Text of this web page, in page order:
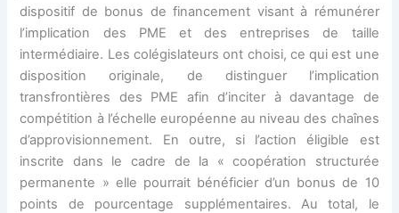
dispositif de bonus de financement visant à rémunérer
l’implication des PME et des entreprises de taille
intermédiaire. Les colégislateurs ont choisi, ce qui est une
disposition originale, de distinguer l’implication
transfrontières des PME afin d’inciter à davantage de
compétition à l’échelle européenne au niveau des chaînes
d’approvisionnement. En outre, si l’action éligible est
inscrite dans le cadre de la « coopération structurée
permanente » elle pourrait bénéficier d’un bonus de 10
points de pourcentage supplémentaires. Au total, le